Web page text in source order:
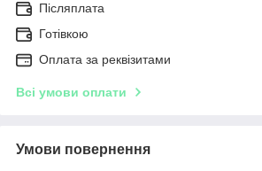
Післяплата
Готівкою
Оплата за реквізитами
Всі умови оплати
Умови повернення